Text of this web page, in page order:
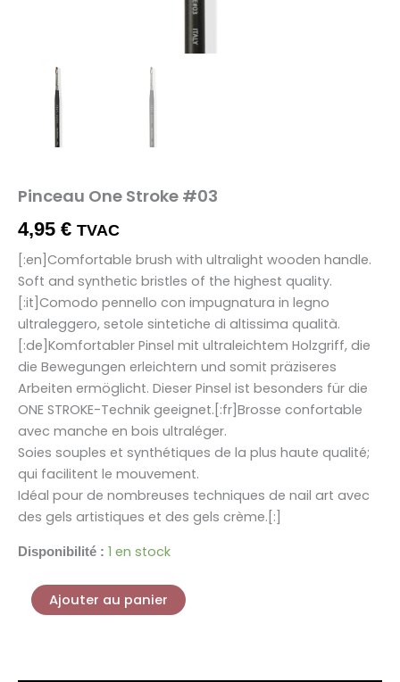
Pinceau One Stroke #03
4,95 € TVAC
[:en]Comfortable brush with ultralight wooden handle.
Soft and synthetic bristles of the highest quality.
[:it]Comodo pennello con impugnatura in legno
ultraleggero, setole sintetiche di altissima qualità.
[:de]Komfortabler Pinsel mit ultraleichtem Holzgriff, die
die Bewegungen erleichtern und somit präziseres
Arbeiten ermöglicht. Dieser Pinsel ist besonders für die
ONE STROKE-Technik geeignet.[:fr]Brosse confortable
avec manche en bois ultraléger.
Soies souples et synthétiques de la plus haute qualité;
qui facilitent le mouvement.
Idéal pour de nombreuses techniques de nail art avec
des gels artistiques et des gels crème.[:]
Disponibilité : 1 en stock
Ajouter au panier